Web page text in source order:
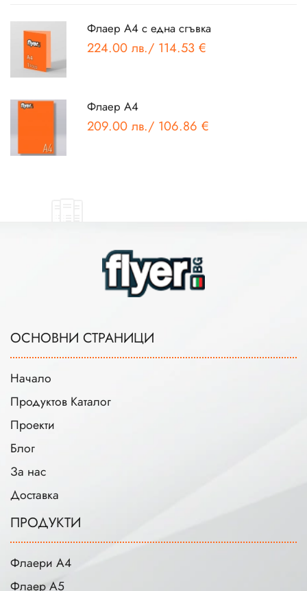
Флаер А4 с една сгъвка
224.00 лв./ 114.53 €
Флаер А4
209.00 лв./ 106.86 €
ОСНОВНИ СТРАНИЦИ
Начало
Продуктов Каталог
Проекти
Блог
За нас
Доставка
ПРОДУКТИ
Флаери А4
Флаер А5